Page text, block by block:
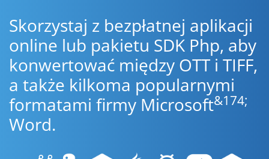
Skorzystaj z bezpłatnej aplikacji
online lub pakietu SDK Php, aby
konwertować między OTT i TIFF,
a także kilkoma popularnymi
formatami firmy Microsoft&174;
Word.